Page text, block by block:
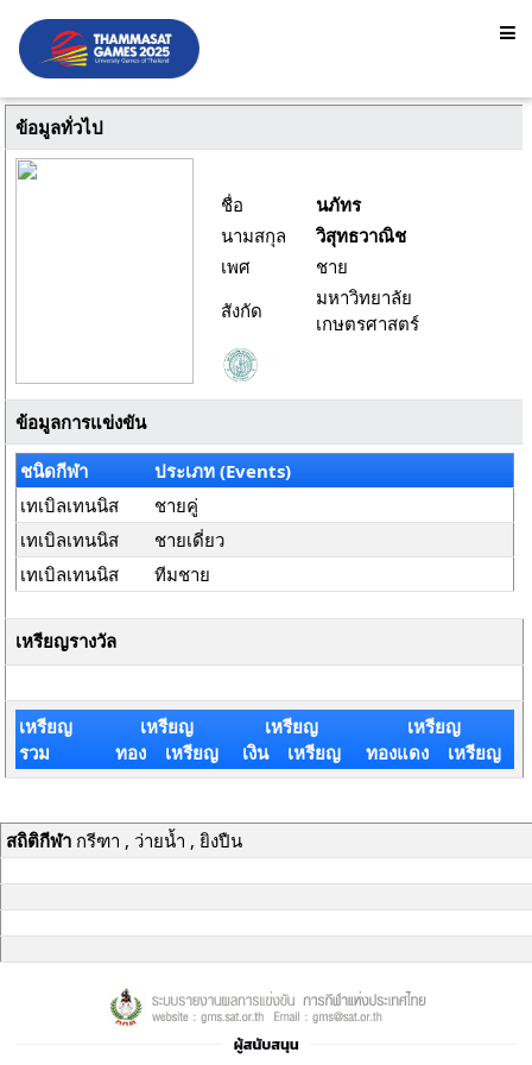
ข้อมูลทั่วไป
ชื่อ
นภัทร
นามสกุล
วิสุทธวาณิช
เพศ
ชาย
สังกัด
มหาวิทยาลัย
เกษตรศาสตร์
ข้อมูลการแข่งขัน
ชนิดกีฬา
ประเภท (Events)
เทเบิลเทนนิส
ชายคู่
เทเบิลเทนนิส
ชายเดี่ยว
เทเบิลเทนนิส
ทีมชาย
เหรียญรางวัล
เหรียญ
รวม
เหรียญ
ทอง เหรียญ
เหรียญ
เงิน เหรียญ
เหรียญ
ทองแดง เหรียญ
สถิติกีฬากรีฑา , ว่ายน้ำ , ยิงปืน